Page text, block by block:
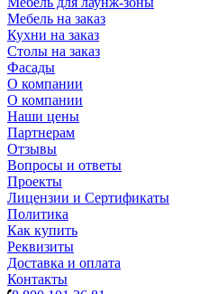
Мебель на заказ
Кухни на заказ
Столы на заказ
Фасады
О компании
О компании
Наши цены
Партнерам
Отзывы
Вопросы и ответы
Проекты
Лицензии и Сертификаты
Политика
Как купить
Реквизиты
Доставка и оплата
Контакты